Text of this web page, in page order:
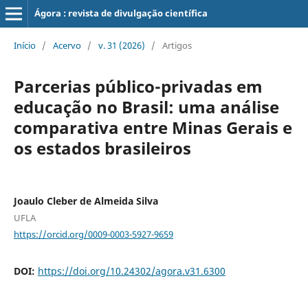
Ágora : revista de divulgação científica
Início / Acervo / v. 31 (2026) / Artigos
Parcerias público-privadas em
educação no Brasil: uma análise
comparativa entre Minas Gerais e
os estados brasileiros
Joaulo Cleber de Almeida Silva
UFLA
https://orcid.org/0009-0003-5927-9659
DOI: https://doi.org/10.24302/agora.v31.6300